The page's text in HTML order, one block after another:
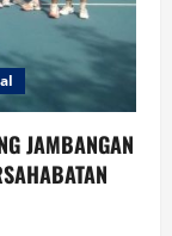
JAMBANGAN